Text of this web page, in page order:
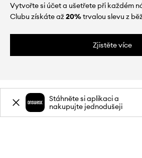
Vytvořte si účet a ušetřete při každém
Clubu získáte až20%trvalou slevu z
Zjistěte více
Stáhněte si aplikaci a
nakupujte jednodušeji